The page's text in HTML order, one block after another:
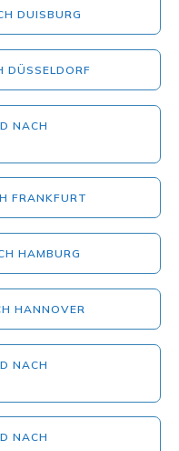
DUISBURG
DÜSSELDORF
NACH
FRANKFURT
HAMBURG
HANNOVER
NACH
NACH